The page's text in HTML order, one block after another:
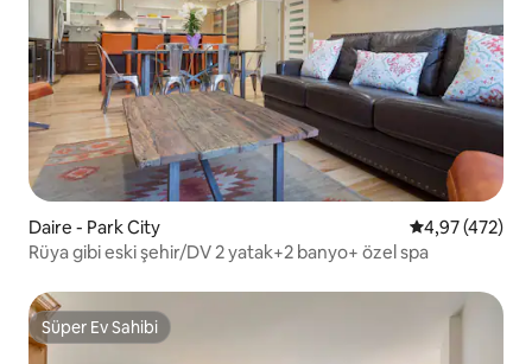
Daire - Park City 5 üzerinden
4,97 (472)
Rüya gibi eski şehir/DV 2 yatak+2 banyo+ özel spa
Süper Ev Sahibi
Süper Ev Sahibi